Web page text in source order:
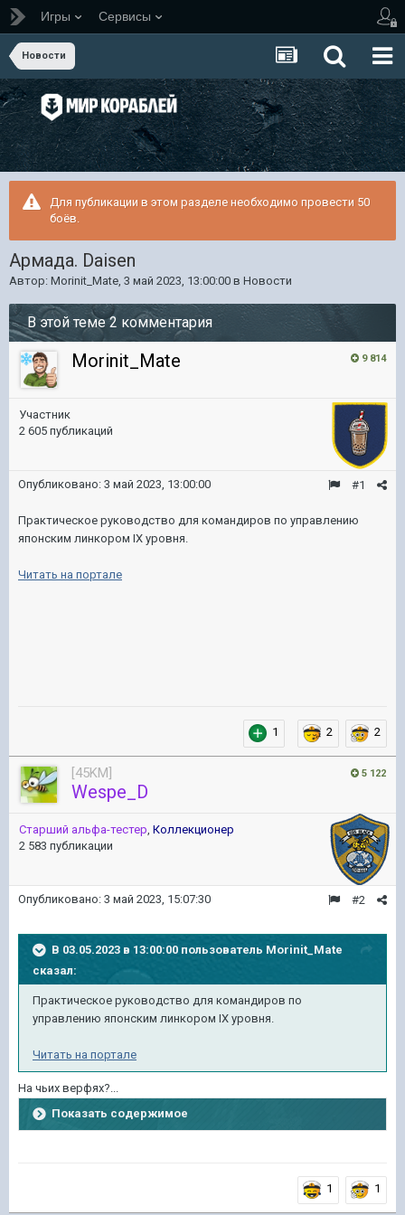
Игры Сервисы
Новости
Для публикации в этом разделе необходимо провести 50
боёв.
Армада. Daisen
Автор: Morinit_Mate, 3 май 2023, 13:00:00 в Новости
В этой теме 2 комментария
9 814
Morinit_Mate
Участник
2 605 публикаций
#1
Опубликовано: 3 май 2023, 13:00:00
Практическое руководство для командиров по управлению
японским линкором IX уровня.
Читать на портале
1 2 2
5 122
[45KM]
Wespe_D
Старший альфа-тестер, Коллекционер
2 583 публикации
#2
Опубликовано: 3 май 2023, 15:07:30
В 03.05.2023 в 13:00:00 пользователь Morinit_Mate
сказал:
Практическое руководство для командиров по
управлению японским линкором IX уровня.
Читать на портале
На чьих верфях?...
Показать содержимое
1 1